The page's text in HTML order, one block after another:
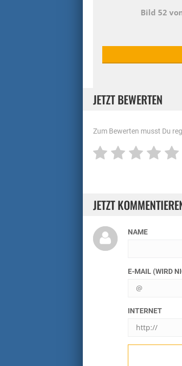
Bild 52
JETZT BEWERTEN
Zum Bewerten musst Du
JETZT
NAME
E-MAIL (WIRD
INTERNET